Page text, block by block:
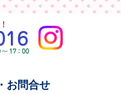
お問合せ